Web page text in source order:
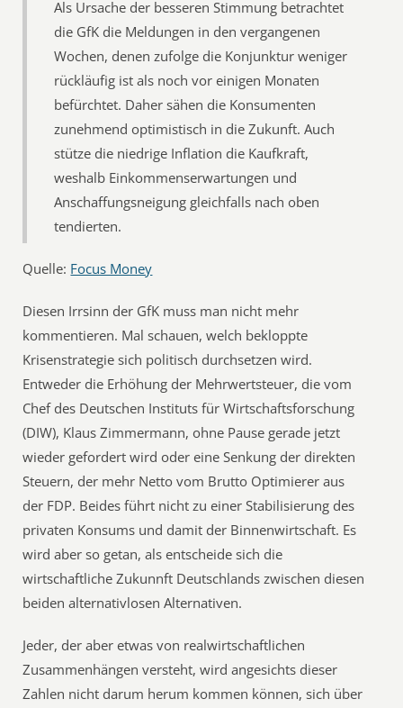
Als Ursache der besseren Stimmung betrachtet
die GfK die Meldungen in den vergangenen
Wochen, denen zufolge die Konjunktur weniger
rückläufig ist als noch vor einigen Monaten
befürchtet. Daher sähen die Konsumenten
zunehmend optimistisch in die Zukunft. Auch
stütze die niedrige Inflation die Kaufkraft,
weshalb Einkommenserwartungen und
Anschaffungsneigung gleichfalls nach oben
tendierten.
Quelle: Focus Money
Diesen Irrsinn der GfK muss man nicht mehr
kommentieren. Mal schauen, welch bekloppte
Krisenstrategie sich politisch durchsetzen wird.
Entweder die Erhöhung der Mehrwertsteuer, die vom
Chef des Deutschen Instituts für Wirtschaftsforschung
(DIW), Klaus Zimmermann, ohne Pause gerade jetzt
wieder gefordert wird oder eine Senkung der direkten
Steuern, der mehr Netto vom Brutto Optimierer aus
der FDP. Beides führt nicht zu einer Stabilisierung des
privaten Konsums und damit der Binnenwirtschaft. Es
wird aber so getan, als entscheide sich die
wirtschaftliche Zukunnft Deutschlands zwischen diesen
beiden alternativlosen Alternativen.
Jeder, der aber etwas von realwirtschaftlichen
Zusammenhängen versteht, wird angesichts dieser
Zahlen nicht darum herum kommen können, sich über